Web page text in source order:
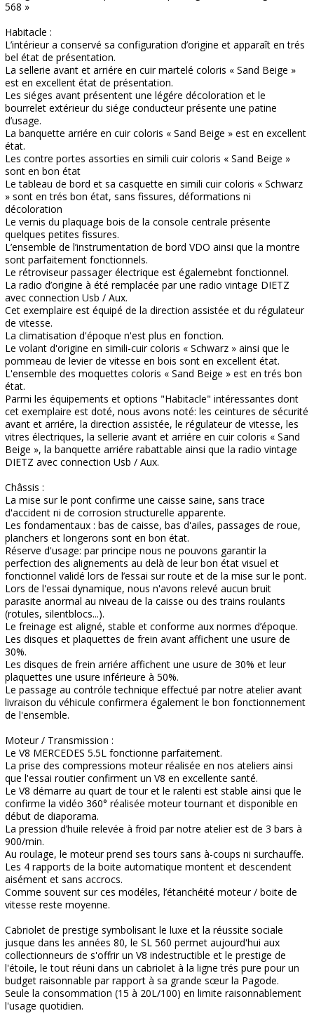
568 »
Habitacle :
L’intérieur a conservé sa configuration d’origine et apparaît en trés
bel état de présentation.
La sellerie avant et arriére en cuir martelé coloris « Sand Beige »
est en excellent état de présentation.
Les siéges avant présentent une légére décoloration et le
bourrelet extérieur du siége conducteur présente une patine
d’usage.
La banquette arriére en cuir coloris « Sand Beige » est en excellent
état.
Les contre portes assorties en simili cuir coloris « Sand Beige »
sont en bon état
Le tableau de bord et sa casquette en simili cuir coloris « Schwarz
» sont en trés bon état, sans fissures, déformations ni
décoloration
Le vernis du plaquage bois de la console centrale présente
quelques petites fissures.
L’ensemble de l’instrumentation de bord VDO ainsi que la montre
sont parfaitement fonctionnels.
Le rétroviseur passager électrique est égalemebnt fonctionnel.
La radio d’origine à été remplacée par une radio vintage DIETZ
avec connection Usb / Aux.
Cet exemplaire est équipé de la direction assistée et du régulateur
de vitesse.
La climatisation d'époque n'est plus en fonction.
Le volant d'origine en simili-cuir coloris « Schwarz » ainsi que le
pommeau de levier de vitesse en bois sont en excellent état.
L'ensemble des moquettes coloris « Sand Beige » est en trés bon
état.
Parmi les équipements et options "Habitacle" intéressantes dont
cet exemplaire est doté, nous avons noté: les ceintures de sécurité
avant et arriére, la direction assistée, le régulateur de vitesse, les
vitres électriques, la sellerie avant et arriére en cuir coloris « Sand
Beige », la banquette arriére rabattable ainsi que la radio vintage
DIETZ avec connection Usb / Aux.
Châssis :
La mise sur le pont confirme une caisse saine, sans trace
d'accident ni de corrosion structurelle apparente.
Les fondamentaux : bas de caisse, bas d'ailes, passages de roue,
planchers et longerons sont en bon état.
Réserve d'usage: par principe nous ne pouvons garantir la
perfection des alignements au delà de leur bon état visuel et
fonctionnel validé lors de l’essai sur route et de la mise sur le pont.
Lors de l'essai dynamique, nous n'avons relevé aucun bruit
parasite anormal au niveau de la caisse ou des trains roulants
(rotules, silentblocs...).
Le freinage est aligné, stable et conforme aux normes d’époque.
Les disques et plaquettes de frein avant affichent une usure de
30%.
Les disques de frein arriére affichent une usure de 30% et leur
plaquettes une usure inférieure à 50%.
Le passage au contróle technique effectué par notre atelier avant
livraison du véhicule confirmera également le bon fonctionnement
de l'ensemble.
Moteur / Transmission :
Le V8 MERCEDES 5.5L fonctionne parfaitement.
La prise des compressions moteur réalisée en nos ateliers ainsi
que l'essai routier confirment un V8 en excellente santé.
Le V8 démarre au quart de tour et le ralenti est stable ainsi que le
confirme la vidéo 360° réalisée moteur tournant et disponible en
début de diaporama.
La pression d’huile relevée à froid par notre atelier est de 3 bars à
900/min.
Au roulage, le moteur prend ses tours sans à-coups ni surchauffe.
Les 4 rapports de la boite automatique montent et descendent
aisément et sans accrocs.
Comme souvent sur ces modéles, l’étanchéité moteur / boite de
vitesse reste moyenne.
Cabriolet de prestige symbolisant le luxe et la réussite sociale
jusque dans les années 80, le SL 560 permet aujourd'hui aux
collectionneurs de s'offrir un V8 indestructible et le prestige de
l'étoile, le tout réuni dans un cabriolet à la ligne trés pure pour un
budget raisonnable par rapport à sa grande sœur la Pagode.
Seule la consommation (15 à 20L/100) en limite raisonnablement
l'usage quotidien.